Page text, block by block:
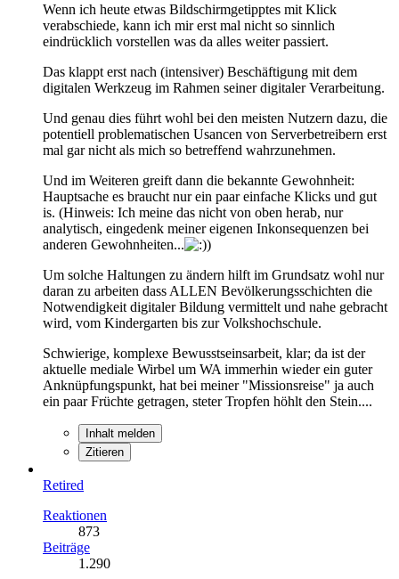
Wenn ich heute etwas Bildschirmgetipptes mit Klick
verabschiede, kann ich mir erst mal nicht so sinnlich
eindrücklich vorstellen was da alles weiter passiert.
Das klappt erst nach (intensiver) Beschäftigung mit dem
digitalen Werkzeug im Rahmen seiner digitaler Verarbeitung.
Und genau dies führt wohl bei den meisten Nutzern dazu, die
potentiell problematischen Usancen von Serverbetreibern erst
mal gar nicht als mich so betreffend wahrzunehmen.
Und im Weiteren greift dann die bekannte Gewohnheit:
Hauptsache es braucht nur ein paar einfache Klicks und gut
is. (Hinweis: Ich meine das nicht von oben herab, nur
analytisch, eingedenk meiner eigenen Inkonsequenzen bei
anderen Gewohnheiten...
)
Um solche Haltungen zu ändern hilft im Grundsatz wohl nur
daran zu arbeiten dass ALLEN Bevölkerungsschichten die
Notwendigkeit digitaler Bildung vermittelt und nahe gebracht
wird, vom Kindergarten bis zur Volkshochschule.
Schwierige, komplexe Bewusstseinsarbeit, klar; da ist der
aktuelle mediale Wirbel um WA immerhin wieder ein guter
Anknüpfungspunkt, hat bei meiner "Missionsreise" ja auch
ein paar Früchte getragen, steter Tropfen höhlt den Stein....
Inhalt melden
Zitieren
Retired
Reaktionen
873
Beiträge
1.290